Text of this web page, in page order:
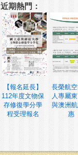
近期熱門：
【報名延長】
112年度文物保
存修復學分學
程受理報名
長榮航
人專屬
與澳洲
惠